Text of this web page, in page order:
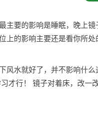
主要的影响是睡眠，晚上镜
上的影响主要还是看你所处
风水就好了，并不影响什么
才行！ 镜子对着床，改一